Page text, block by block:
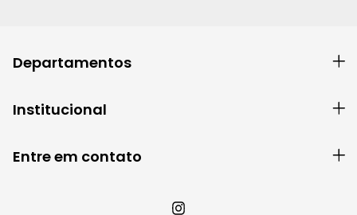
Departamentos
Institucional
Entre em contato